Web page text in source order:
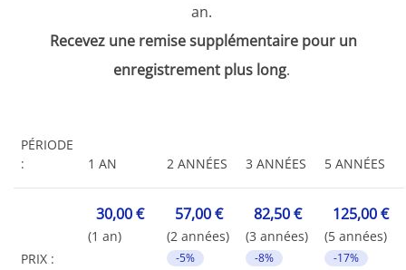
an.
Recevez une remise supplémentaire pour un
enregistrement plus long.
PÉRIODE
:
1 AN 2 ANNÉES 3 ANNÉES 5 ANNÉES
PRIX :
30,00 €
(1 an)
57,00 €
(2 années)
-5%
82,50 €
(3 années)
-8%
125,00 €
(5 années)
-17%